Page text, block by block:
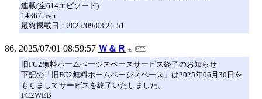
連載(全614エピソード)
14367 user
最終掲載日：2025/09/03 21:51
2025/07/01 08:59:57 Ｗ＆Ｒ
旧FC2無料ホームページスペースサービス終了のお知らせ
下記の「旧FC2無料ホームページスペース」は2025年06月30日を
もちましてサービスを終了いたしました。
FC2WEB